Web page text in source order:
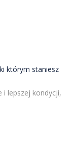
którym staniesz
i lepszej kondycji,